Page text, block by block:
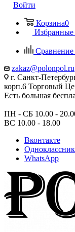
Войти
Корзина0
Избранные
Сравнение
zakaz@polonpol.ru
г. Санкт-
корп.6 Торговый
Есть большая
ПН - СБ 10.00 -
ВС 10.00 - 18.00
Вконтакте
WhatsApp